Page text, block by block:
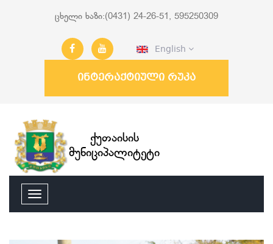
ცხელი ხაზი:(0431) 24-26-51, 595250309
English
ინტერაქტიული რუკა
ქუთაისის
მუნიციპალიტეტი